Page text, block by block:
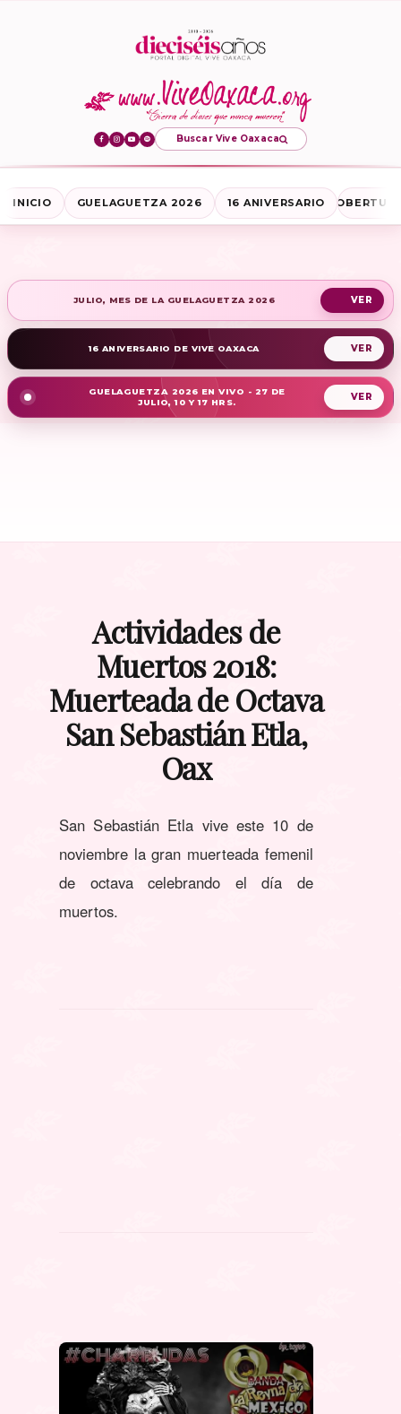
Buscar Vive Oaxaca
INICIO GUELAGUETZA 2026 16 ANIVERSARIO
JULIO, MES DE LA GUELAGUETZA 2026
16 ANIVERSARIO DE VIVE OAXACA
GUELAGUETZA 2026 EN VIVO - 27 DE
JULIO, 10 Y 17 HRS.
Actividades de
Muertos 2018:
Muerteada de Octava
San Sebastián Etla,
Oax
San Sebastián Etla vive este 10 de
noviembre la gran muerteada femenil
de octava celebrando el día de
muertos.